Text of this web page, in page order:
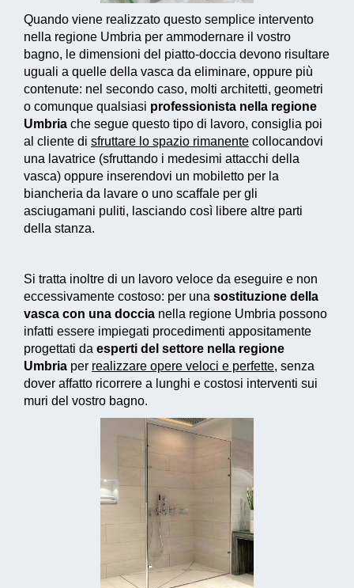
Quando viene realizzato questo semplice intervento
nella regione Umbria per ammodernare il vostro
bagno, le dimensioni del piatto-doccia devono risultare
uguali a quelle della vasca da eliminare, oppure più
contenute: nel secondo caso, molti architetti, geometri
o comunque qualsiasi professionista nella regione
Umbria che segue questo tipo di lavoro, consiglia poi
al cliente di sfruttare lo spazio rimanente collocandovi
una lavatrice (sfruttando i medesimi attacchi della
vasca) oppure inserendovi un mobiletto per la
biancheria da lavare o uno scaffale per gli
asciugamani puliti, lasciando così libere altre parti
della stanza.
Si tratta inoltre di un lavoro veloce da eseguire e non
eccessivamente costoso: per una sostituzione della
vasca con una doccia nella regione Umbria possono
infatti essere impiegati procedimenti appositamente
progettati da esperti del settore nella regione
Umbria per realizzare opere veloci e perfette, senza
dover affatto ricorrere a lunghi e costosi interventi sui
muri del vostro bagno.